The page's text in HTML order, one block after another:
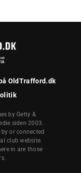
OldTrafford.dk
by Getty &
siden 2003.
or connected
club website.
in are those